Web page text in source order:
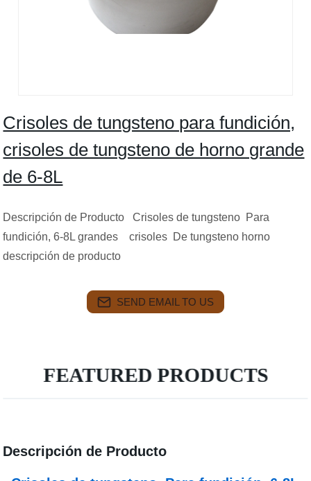
Crisoles de tungsteno para fundición,
crisoles de tungsteno de horno grande
de 6-8L
Descripción de Producto Crisoles de tungsteno Para
fundición, 6-8L grandes crisoles De tungsteno horno
descripción de producto
SEND EMAIL TO US
FEATURED PRODUCTS
Descripción de Producto